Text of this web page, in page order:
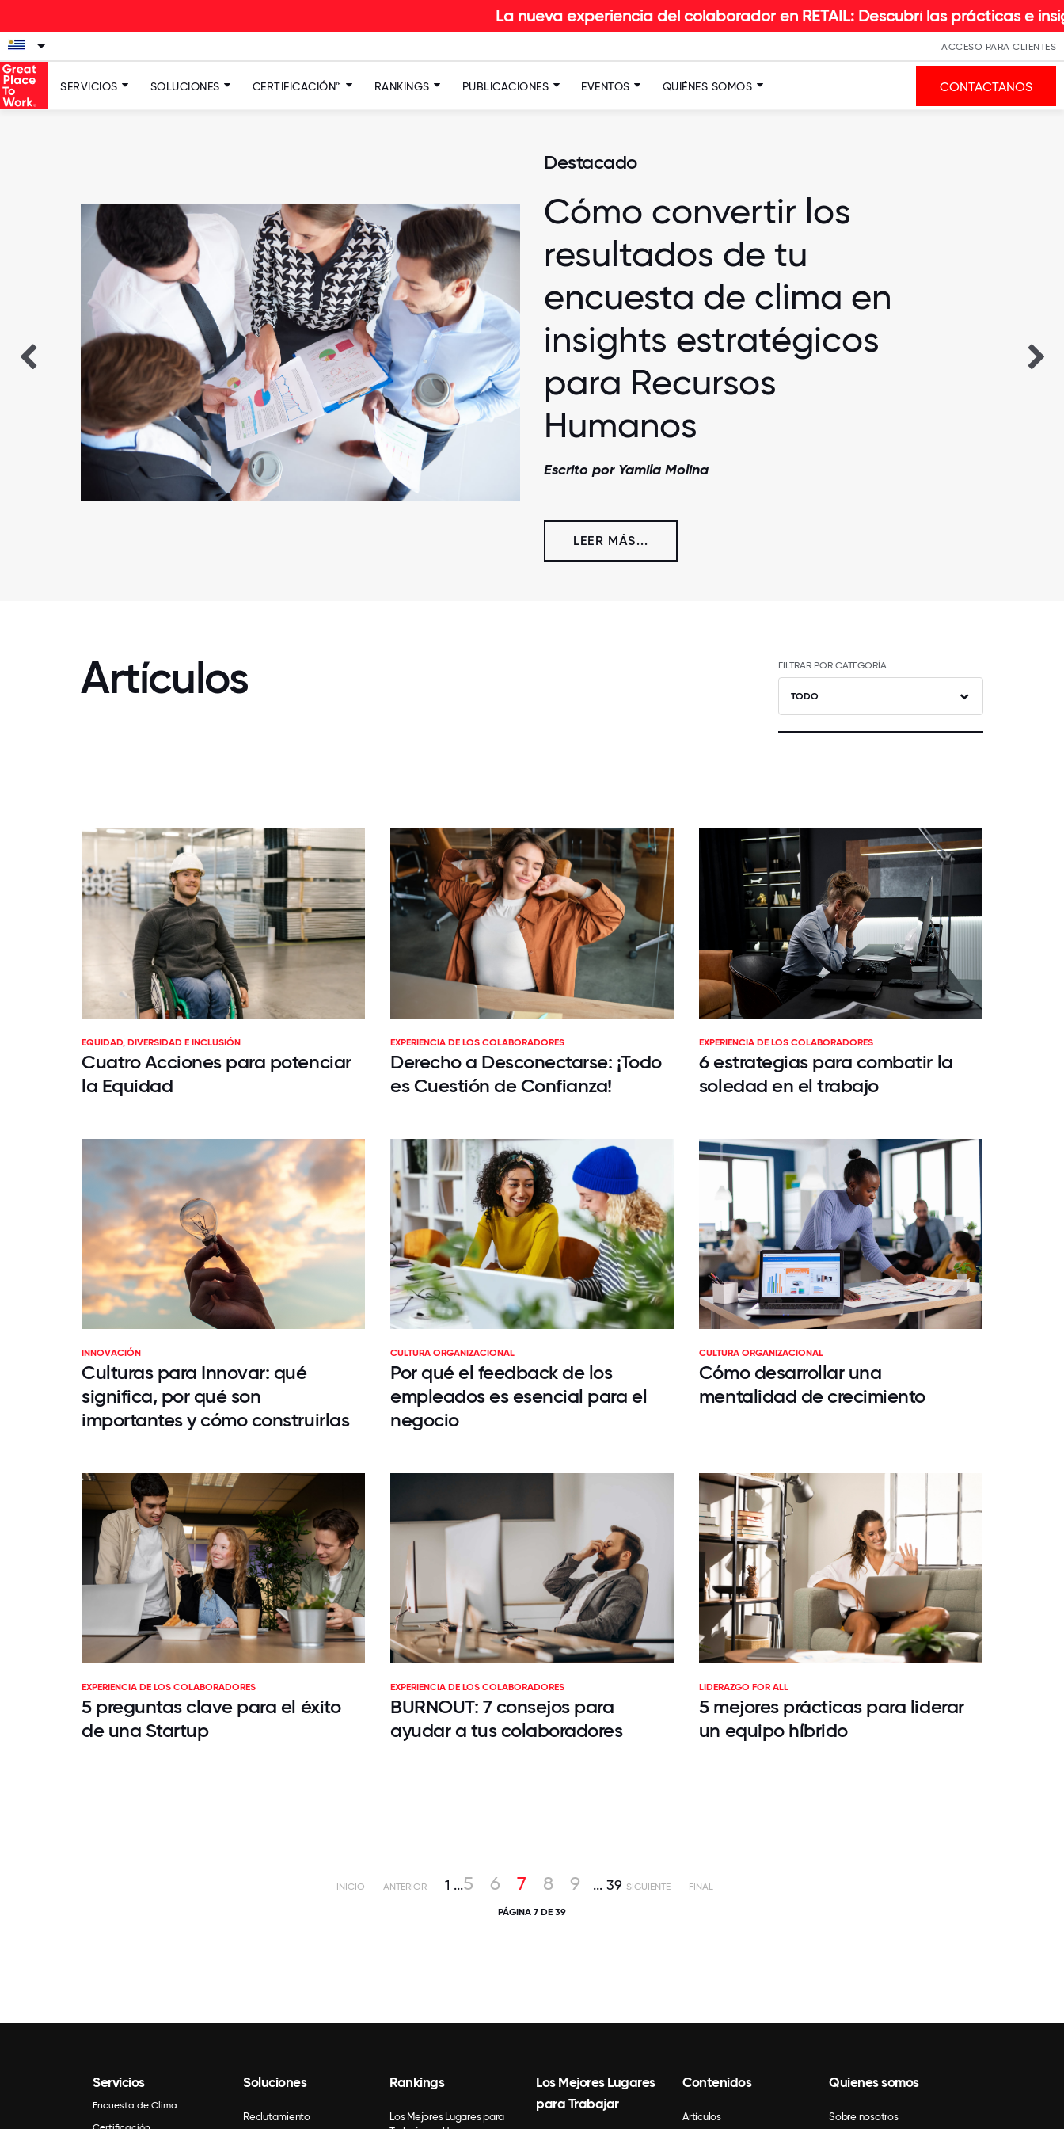
La nueva experiencia del colaborador en RETAIL: Descubrí las prácticas e insights que
ACCESO PARA CLIENTES
SERVICIOS SOLUCIONES CERTIFICACIÓN™ RANKINGS PUBLICACIONES EVENTOS QUIÉNES SOMOS CONTACTANOS
Destacado
Cómo convertir los
resultados de tu
encuesta de clima en
insights estratégicos
para Recursos
Humanos
Escrito por Yamila Molina
LEER MÁS...
Artículos FILTRAR POR CATEGORÍA
TODO
EQUIDAD, DIVERSIDAD E INCLUSIÓN
Cuatro Acciones para potenciar
la Equidad
EXPERIENCIA DE LOS COLABORADORES
Derecho a Desconectarse: ¡Todo
es Cuestión de Confianza!
EXPERIENCIA DE LOS COLABORADORES
6 estrategias para combatir la
soledad en el trabajo
INNOVACIÓN
Culturas para Innovar: qué
significa, por qué son
importantes y cómo construirlas
CULTURA ORGANIZACIONAL
Por qué el feedback de los
empleados es esencial para el
negocio
CULTURA ORGANIZACIONAL
Cómo desarrollar una
mentalidad de crecimiento
EXPERIENCIA DE LOS COLABORADORES
5 preguntas clave para el éxito
de una Startup
EXPERIENCIA DE LOS COLABORADORES
BURNOUT: 7 consejos para
ayudar a tus colaboradores
LIDERAZGO FOR ALL
5 mejores prácticas para liderar
un equipo híbrido
INICIO ANTERIOR 1 ...5 6 7 8 9 ... 39 SIGUIENTE FINAL
PÁGINA 7 DE 39
Servicios
Encuesta de Clima
Soluciones
Reclutamiento
Rankings
Los Mejores Lugares para
Los Mejores Lugares
para Trabajar
Contenidos
Artículos
Quienes somos
Sobre nosotros